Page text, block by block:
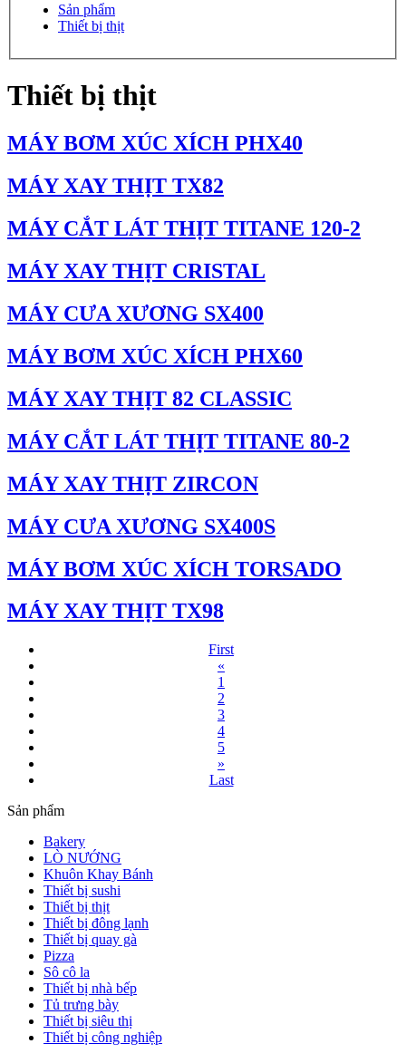
Sản phẩm
Thiết bị thịt
Thiết bị thịt
MÁY BƠM XÚC XÍCH PHX40
MÁY XAY THỊT TX82
MÁY CẮT LÁT THỊT TITANE 120-2
MÁY XAY THỊT CRISTAL
MÁY CƯA XƯƠNG SX400
MÁY BƠM XÚC XÍCH PHX60
MÁY XAY THỊT 82 CLASSIC
MÁY CẮT LÁT THỊT TITANE 80-2
MÁY XAY THỊT ZIRCON
MÁY CƯA XƯƠNG SX400S
MÁY BƠM XÚC XÍCH TORSADO
MÁY XAY THỊT TX98
First
«
1
2
3
4
5
»
Last
Sản phẩm
Bakery
LÒ NƯỚNG
Khuôn Khay Bánh
Thiết bị sushi
Thiết bị thịt
Thiết bị đông lạnh
Thiết bị quay gà
Pizza
Sô cô la
Thiết bị nhà bếp
Tủ trưng bày
Thiết bị siêu thị
Thiết bị công nghiệp